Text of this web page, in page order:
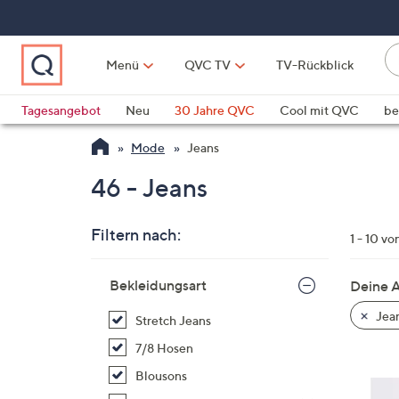
springen
Menü QVC TV TV-Rückblick
Tagesangebot
Neu 30 Jahre QVC Cool mit QVC
QLINARISCH
Mode Jeans
46 - Jeans
Filtern nach:
Produktliste
Bekleidungsart
Stretch Jeans
7/8 Hosen
Blousons
1 - 10
Deine